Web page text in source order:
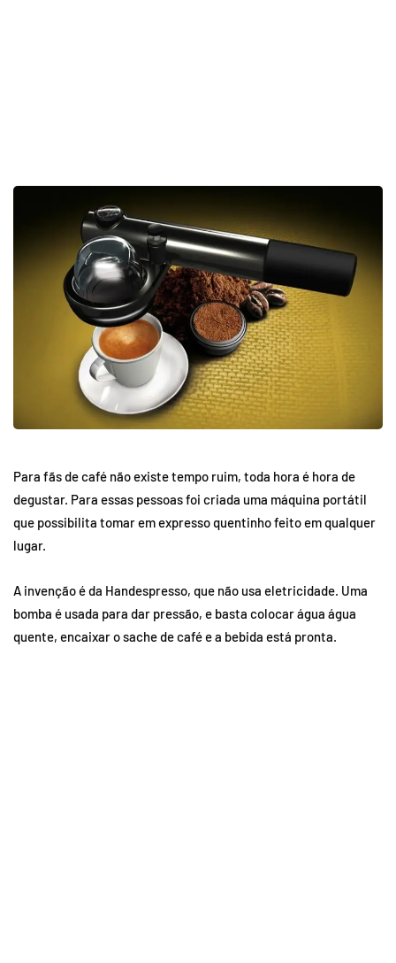
Para fãs de café não existe tempo ruim, toda hora é hora de
degustar. Para essas pessoas foi criada uma máquina portátil
que possibilita tomar em expresso quentinho feito em qualquer
lugar.
A invenção é da Handespresso, que não usa eletricidade. Uma
bomba é usada para dar pressão, e basta colocar água água
quente, encaixar o sache de café e a bebida está pronta.